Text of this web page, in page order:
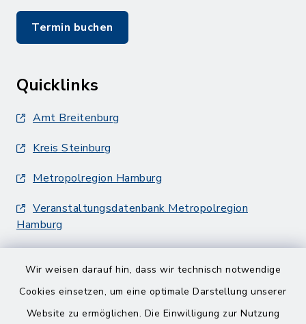
Wir weisen darauf hin, dass wir technisch notwendige
Cookies einsetzen, um eine optimale Darstellung unserer
Website zu ermöglichen. Die Einwilligung zur Nutzung
Termin buchen
Quicklinks
Amt Breitenburg
Kreis Steinburg
Metropolregion Hamburg
Veranstaltungsdatenbank Metropolregion
Hamburg